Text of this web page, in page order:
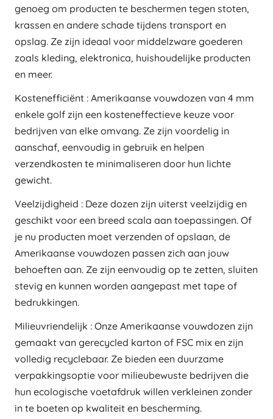
genoeg om producten te beschermen tegen stoten,
krassen en andere schade tijdens transport en
opslag. Ze zijn ideaal voor middelzware goederen
zoals kleding, elektronica, huishoudelijke producten
en meer.
Kostenefficiënt : Amerikaanse vouwdozen van 4 mm
enkele golf zijn een kosteneffectieve keuze voor
bedrijven van elke omvang. Ze zijn voordelig in
aanschaf, eenvoudig in gebruik en helpen
verzendkosten te minimaliseren door hun lichte
gewicht.
Veelzijdigheid : Deze dozen zijn uiterst veelzijdig en
geschikt voor een breed scala aan toepassingen. Of
je nu producten moet verzenden of opslaan, de
Amerikaanse vouwdozen passen zich aan jouw
behoeften aan. Ze zijn eenvoudig op te zetten, sluiten
stevig en kunnen worden aangepast met tape of
bedrukkingen.
Milieuvriendelijk : Onze Amerikaanse vouwdozen zijn
gemaakt van gerecycled karton of FSC mix en zijn
volledig recyclebaar. Ze bieden een duurzame
verpakkingsoptie voor milieubewuste bedrijven die
hun ecologische voetafdruk willen verkleinen zonder
in te boeten op kwaliteit en bescherming.